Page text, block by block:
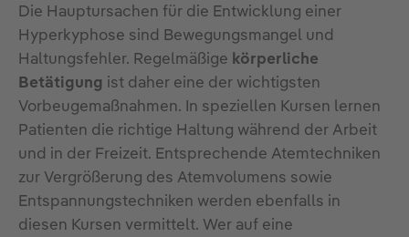
Die Hauptursachen für die Entwicklung einer
Hyperkyphose sind Bewegungsmangel und
Haltungsfehler. Regelmäßige körperliche
Betätigung ist daher eine der wichtigsten
Vorbeugemaßnahmen. In speziellen Kursen lernen
Patienten die richtige Haltung während der Arbeit
und in der Freizeit. Entsprechende Atemtechniken
zur Vergrößerung des Atemvolumens sowie
Entspannungstechniken werden ebenfalls in
diesen Kursen vermittelt. Wer auf eine